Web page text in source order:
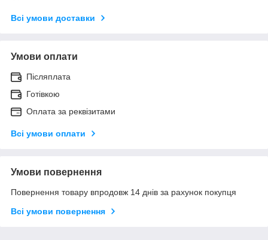
Всі умови доставки
Умови оплати
Післяплата
Готівкою
Оплата за реквізитами
Всі умови оплати
Умови повернення
Повернення товару впродовж 14 днів за рахунок покупця
Всі умови повернення